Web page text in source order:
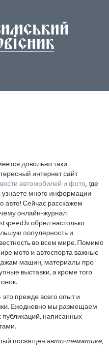
довольно таки
интернет сайт
автомобилей и фото, где
узнаете много информации
авто! Сейчас расскажем
онлайн-журнал
обрел настолько
популярность и
во всем мире. Помимо
мото и автоспорта важные
машин, материалы про
выставки, а кроме того
прежде всего опыт и
Ежедневно мы размещаем
написанных
посвященавто-тематике,